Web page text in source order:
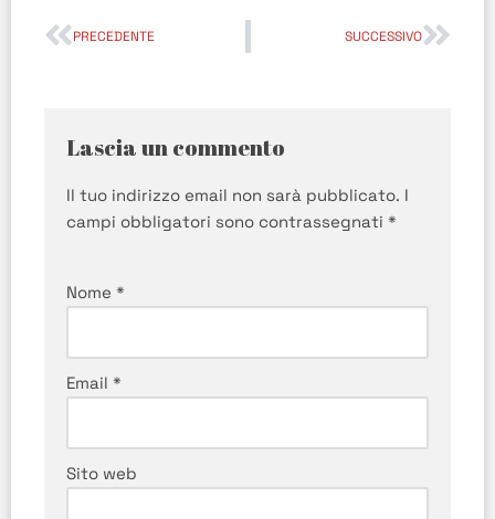
PRECEDENTE SUCCESSIVO
Lascia un commento
Il tuo indirizzo email non sarà pubblicato. I
campi obbligatori sono contrassegnati *
Nome *
Email *
Sito web